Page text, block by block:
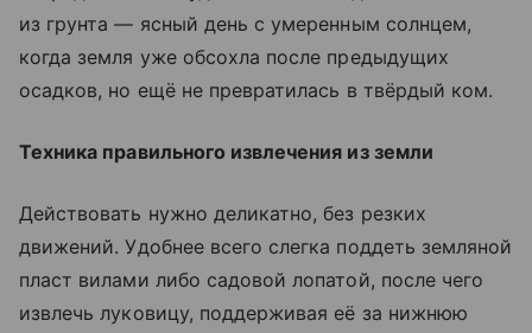
из грунта — ясный день с умеренным солнцем,
когда земля уже обсохла после предыдущих
осадков, но ещё не превратилась в твёрдый ком.
Техника правильного извлечения из земли
Действовать нужно деликатно, без резких
движений. Удобнее всего слегка поддеть земляной
пласт вилами либо садовой лопатой, после чего
извлечь луковицу, поддерживая её за нижнюю